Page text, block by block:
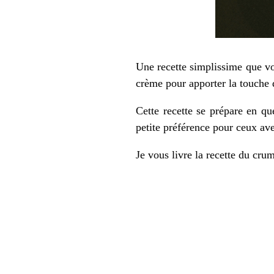
Une recette simplissime que
crème pour apporter la touche
Cette recette se prépare en
petite préférence pour ceux
Je vous livre la recette du